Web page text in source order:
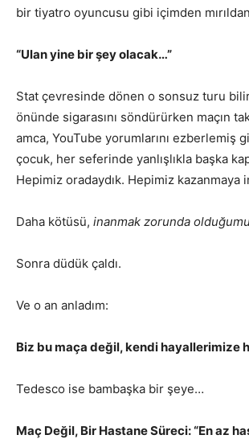
bir tiyatro oyuncusu gibi içimden
“Ulan yine bir şey olacak…”
Stat çevresinde dönen o sonsuz turu
önünde sigarasını söndürürken maçın
amca, YouTube yorumlarını ezberlemiş
çocuk, her seferinde yanlışlıkla başka
Hepimiz oradaydık. Hepimiz kazanmaya
Daha kötüsü, inanmak zorunda
Sonra düdük çaldı.
Ve o an anladım:
Biz bu maça değil, kendi hayallerimize
Tedesco ise bambaşka bir şeye…
Maç Değil, Bir Hastane Süreci: “En az